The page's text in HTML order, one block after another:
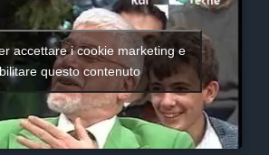
accettare i cookie marketing e
questo contenuto